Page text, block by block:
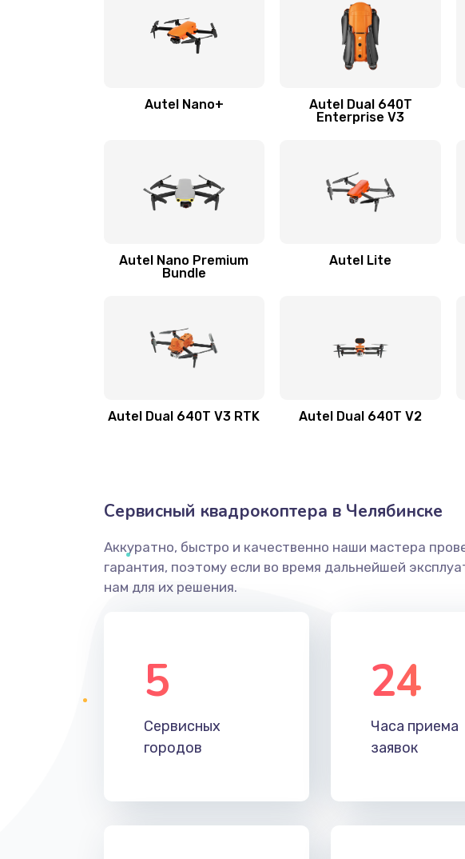
Autel Nano+
Autel Dual 640T
Enterprise V3
Autel Nano Premium
Bundle
Autel Lite
Autel Dual 640T V3 RTK Autel Dual 640T V2
Сервисный квадрокоптера в Челябинске
Аккуратно, быстро и качественно наши мастера
гарантия, поэтому если во время дальнейшей
нам для их решения.
5
Сервисных
городов
24
Часа приема
заявок